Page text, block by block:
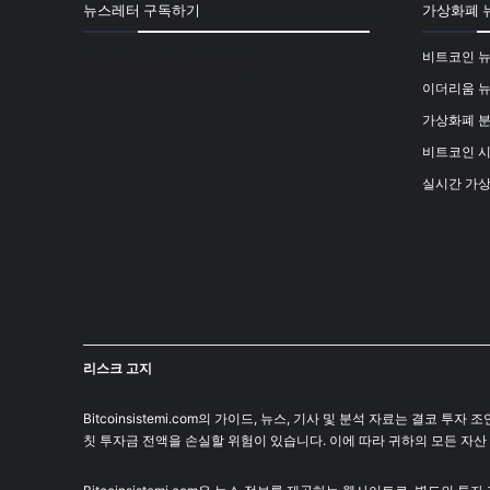
뉴스레터 구독하기 가상화폐
비트코인
이더리움
가상화폐
비트코인
실시간 가
리스크 고지
Bitcoinsistemi.com의 가이드, 뉴스, 기사 및 분석 자료는 결코 투자
칫 투자금 전액을 손실할 위험이 있습니다. 이에 따라 귀하의 모든 자